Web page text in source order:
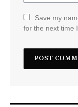
Save my
for the next time